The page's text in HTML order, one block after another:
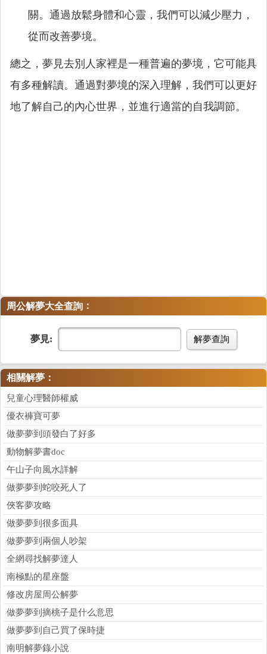
關。通過放鬆身體和心靈，我們可以減少壓力，
從而改善夢境。
總之，夢見去別人家裡是一種普遍的夢境，它可能具
有多種解讀。通過對夢境的深入理解，我們可以更好
地了解自己的內心世界，並進行適當的自我調節。
周公解夢大全查詢 ：
夢見: 解夢查詢
相關解夢：
兒童心理醫師權威
優衣褲寶可夢
做夢夢到頭發白了好多
動物解夢書doc
午山子向風水詳解
做夢夢到蛇咬死人了
俠客夢攻略
做夢夢到很多面具
做夢夢到兩個人吵架
全網尋找解夢達人
南極點的星座盤
修改房屋周公解夢
做夢夢到摘桃子是什么意思
做夢夢到自己買了保時捷
南明解夢錄小說